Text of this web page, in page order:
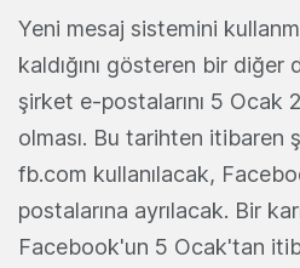
Yeni mesaj sistemini
kaldığını gösteren bir
şirket e-postalarını 5 Ocak
olması. Bu tarihten itibaren
fb.com kullanılacak,
postalarına ayrılacak. Bir
Facebook'un 5 Ocak'tan